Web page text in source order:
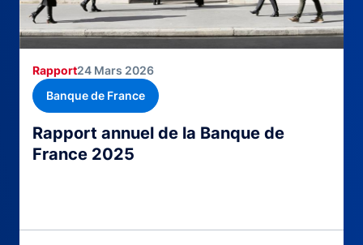
Rapport annuel de la Banque de
France 2025
Rapport24 Mars 2026
Banque de France